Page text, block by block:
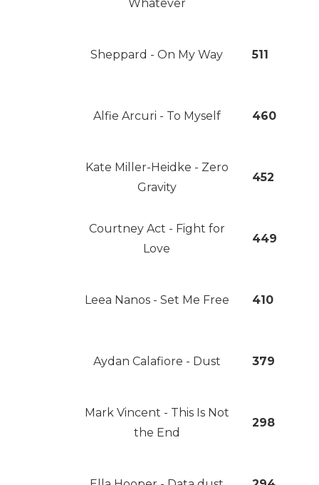
Whatever
Sheppard - On My Way 511
Alfie Arcuri - To Myself 460
Kate Miller-Heidke - Zero
Gravity
452
Courtney Act - Fight for
Love
449
Leea Nanos - Set Me Free 410
Aydan Calafiore - Dust 379
Mark Vincent - This Is Not
the End
298